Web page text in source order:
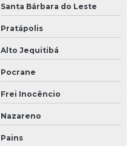
Santa Bárbara do Leste
Pratápolis
Alto Jequitibá
Pocrane
Frei Inocêncio
Nazareno
Pains